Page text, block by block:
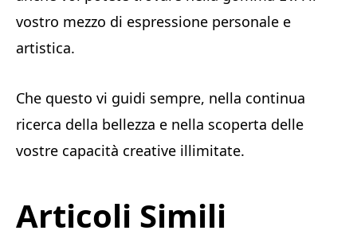
vostro mezzo di espressione personale e
artistica.
Che questo vi guidi sempre, nella continua
ricerca della bellezza e nella scoperta delle
vostre capacità creative illimitate.
Articoli Simili